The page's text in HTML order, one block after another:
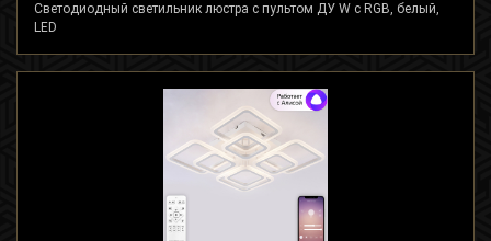
Светодиодный светильник люстра с пультом ДУ W с RGB, белый,
LED